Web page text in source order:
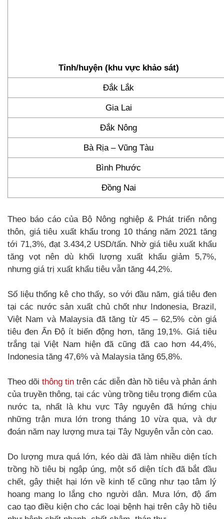
Tỉnh/huyện (khu vực khảo sát)
Đắk Lắk
Gia Lai
Đắk Nông
Bà Rịa – Vũng Tàu
Bình Phước
Đồng Nai
Theo báo cáo của Bộ Nông nghiệp & Phát triển nông
thôn, giá tiêu xuất khẩu trong 10 tháng năm 2021 tăng
tới 71,3%, đạt 3.434,2 USD/tấn. Nhờ giá tiêu xuất khẩu
tăng vọt nên dù khối lượng xuất khẩu giảm 5,7%,
nhưng giá trị xuất khẩu tiêu vẫn tăng 44,2%.
Số liệu thống kê cho thấy, so với đầu năm, giá tiêu đen
tại các nước sản xuất chủ chốt như Indonesia, Brazil,
Việt Nam và Malaysia đã tăng từ 45 – 62,5% còn giá
tiêu đen Ấn Độ ít biến động hơn, tăng 19,1%. Giá tiêu
trắng tại Việt Nam hiện đã cũng đã cao hơn 44,4%,
Indonesia tăng 47,6% và Malaysia tăng 65,8%.
Theo dõi thông tin trên các diễn đàn hồ tiêu và phản ánh
của truyền thông, tại các vùng trồng tiêu trọng điểm của
nước ta, nhất là khu vực Tây nguyên đã hứng chịu
những trận mưa lớn trong tháng 10 vừa qua, và dự
đoán năm nay lượng mưa tại Tây Nguyên vẫn còn cao.
Do lượng mưa quá lớn, kéo dài đã làm nhiều diện tích
trồng hồ tiêu bị ngập úng, một số diện tích đã bắt đầu
chết, gây thiệt hại lớn về kinh tế cũng như tạo tâm lý
hoang mang lo lắng cho người dân. Mưa lớn, độ ẩm
cao tạo điều kiện cho các loại bệnh hại trên cây hồ tiêu